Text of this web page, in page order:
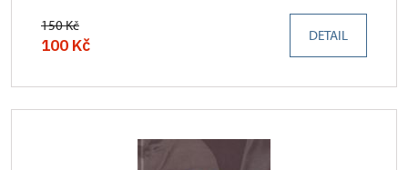
150 Kč
100 Kč DETAIL